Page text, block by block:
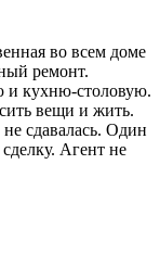
во всем доме
ремонт.
и кухню-столовую.
вещи и жить.
сдавалась. Один
Агент не